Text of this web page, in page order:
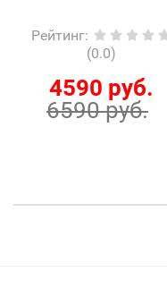
Рейтинг:
(0.0)
4590 руб.
6590 руб.